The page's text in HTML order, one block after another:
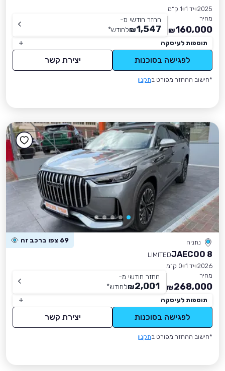
2025 יד 1
1 ק״מ
מחיר
160,000
₪
החזר חודשי מ-
1,547
₪לחודש*
תוספות לעיסקה
לפגישה בסוכנות יצירת קשר
*חישוב ההחזר מפורט בתקנון
נתניה 69 צפו ברכב זה
JAECOO 8
LIMITED
2026 יד 1
0 ק״מ
מחיר
268,000
₪
החזר חודשי מ-
2,001
₪לחודש*
תוספות לעיסקה
לפגישה בסוכנות יצירת קשר
*חישוב ההחזר מפורט בתקנון